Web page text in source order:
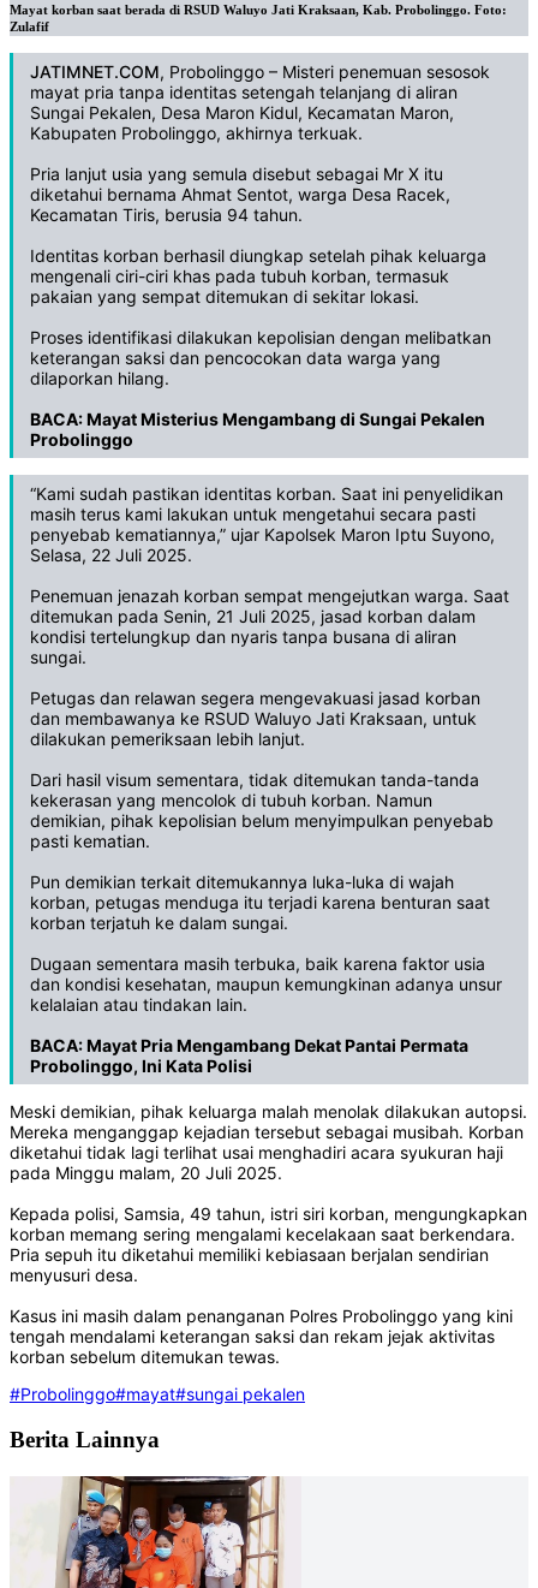
Mayat korban saat berada di RSUD Waluyo Jati Kraksaan, Kab. Probolinggo. Foto:
Zulafif
JATIMNET.COM, Probolinggo – Misteri penemuan sesosok
mayat pria tanpa identitas setengah telanjang di aliran
Sungai Pekalen, Desa Maron Kidul, Kecamatan Maron,
Kabupaten Probolinggo, akhirnya terkuak.
‎Pria lanjut usia yang semula disebut sebagai Mr X itu
diketahui bernama Ahmat Sentot, warga Desa Racek,
Kecamatan Tiris, berusia 94 tahun.
‎Identitas korban berhasil diungkap setelah pihak keluarga
mengenali ciri-ciri khas pada tubuh korban, termasuk
pakaian yang sempat ditemukan di sekitar lokasi.
‎Proses identifikasi dilakukan kepolisian dengan melibatkan
keterangan saksi dan pencocokan data warga yang
dilaporkan hilang.
BACA:Mayat Misterius Mengambang di Sungai Pekalen
Probolinggo
‎“Kami sudah pastikan identitas korban. Saat ini penyelidikan
masih terus kami lakukan untuk mengetahui secara pasti
penyebab kematiannya,” ujar Kapolsek Maron Iptu Suyono,
Selasa, 22 Juli 2025.
‎Penemuan jenazah korban sempat mengejutkan warga. Saat
ditemukan pada Senin, 21 Juli 2025, jasad korban dalam
kondisi tertelungkup dan nyaris tanpa busana di aliran
sungai.
‎Petugas dan relawan segera mengevakuasi jasad korban
dan membawanya ke RSUD Waluyo Jati Kraksaan, untuk
dilakukan pemeriksaan lebih lanjut.
‎Dari hasil visum sementara, tidak ditemukan tanda-tanda
kekerasan yang mencolok di tubuh korban. Namun
demikian, pihak kepolisian belum menyimpulkan penyebab
pasti kematian.
‎Pun demikian terkait ditemukannya luka-luka di wajah
korban, petugas menduga itu terjadi karena benturan saat
korban terjatuh ke dalam sungai.
‎Dugaan sementara masih terbuka, baik karena faktor usia
dan kondisi kesehatan, maupun kemungkinan adanya unsur
kelalaian atau tindakan lain.
BACA:Mayat Pria Mengambang Dekat Pantai Permata
Probolinggo, Ini Kata Polisi
‎Meski demikian, pihak keluarga malah menolak dilakukan autopsi.
Mereka menganggap kejadian tersebut sebagai musibah. Korban
diketahui tidak lagi terlihat usai menghadiri acara syukuran haji
pada Minggu malam, 20 Juli 2025.
‎Kepada polisi, Samsia, 49 tahun, istri siri korban, mengungkapkan
korban memang sering mengalami kecelakaan saat berkendara.
Pria sepuh itu diketahui memiliki kebiasaan berjalan sendirian
menyusuri desa.
‎Kasus ini masih dalam penanganan Polres Probolinggo yang kini
tengah mendalami keterangan saksi dan rekam jejak aktivitas
korban sebelum ditemukan tewas.‎
#Probolinggo#mayat#sungai pekalen
Berita Lainnya